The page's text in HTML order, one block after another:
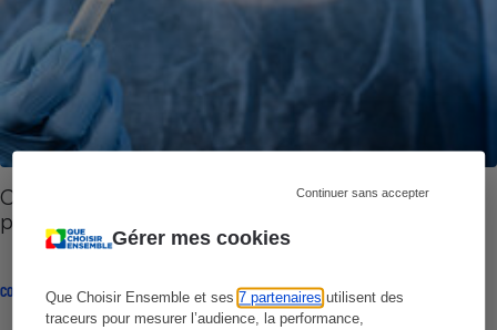
Gérer mes cookies
Que Choisir Ensemble et ses7 partenaires utilisent des
traceurs pour mesurer l’audience, la performance,
Continuer sans accepter
Covid-19 - Feu vert pour proposer des tests en
pharmacie
CONSEILS